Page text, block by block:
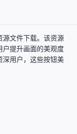
源文件下载。该资源
户提升画面的美观度
深用户，这些按钮美